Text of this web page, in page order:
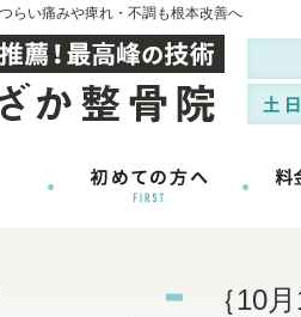
らい痛みや痺れ・不調も根本改善へ
｛10